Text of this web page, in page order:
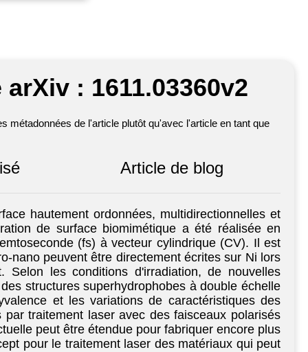
: 1611.03360v2
métadonnées de l'article plutôt qu'avec l'article en tant que
Article de blog
hautement ordonnées, multidirectionnelles et
de surface biomimétique a été réalisée en
(fs) à vecteur cylindrique (CV). Il est
nano peuvent être directement écrites sur Ni lors
Selon les conditions d'irradiation, de nouvelles
structures superhydrophobes à double échelle
et les variations de caractéristiques des
traitement laser avec des faisceaux polarisés
peut être étendue pour fabriquer encore plus
pour le traitement laser des matériaux qui peut